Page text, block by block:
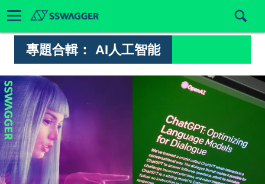
專題合輯： AI人工智能